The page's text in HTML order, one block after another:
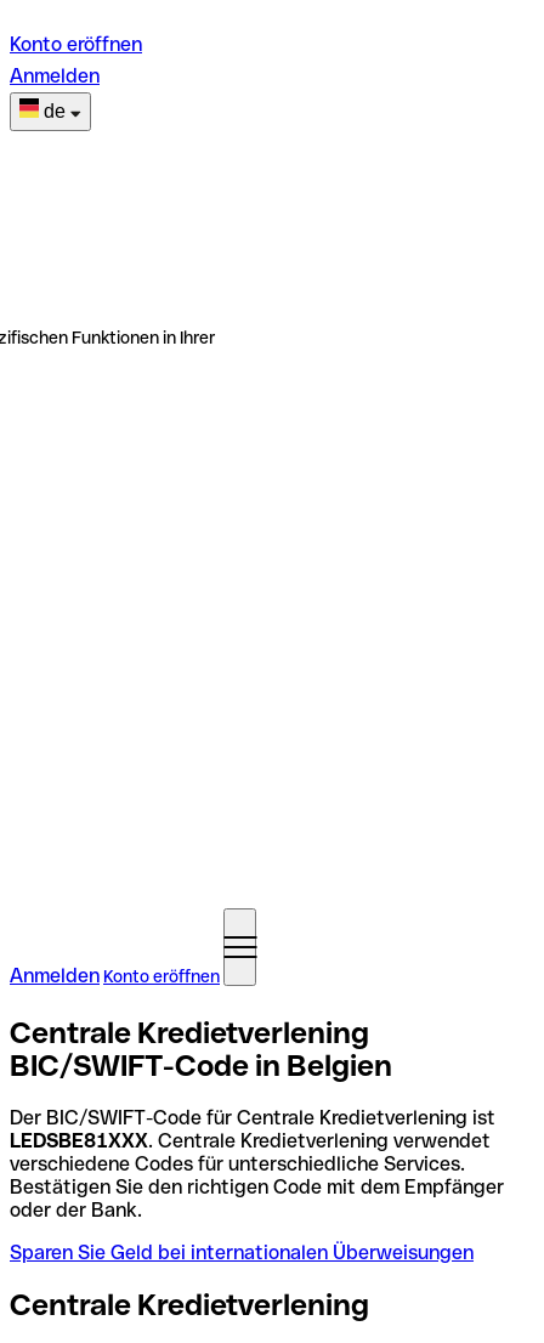
Konto eröffnen
Anmelden
de
Funktionen in Ihrer
Anmelden Konto eröffnen
Centrale Kredietverlening
BIC/SWIFT-Code in Belgien
Der BIC/SWIFT-Code für Centrale Kredietverlening ist
LEDSBE81XXX. Centrale Kredietverlening verwendet
verschiedene Codes für unterschiedliche Services.
Bestätigen Sie den richtigen Code mit dem Empfänger
oder der Bank.
Sparen Sie Geld bei internationalen Überweisungen
Centrale Kredietverlening